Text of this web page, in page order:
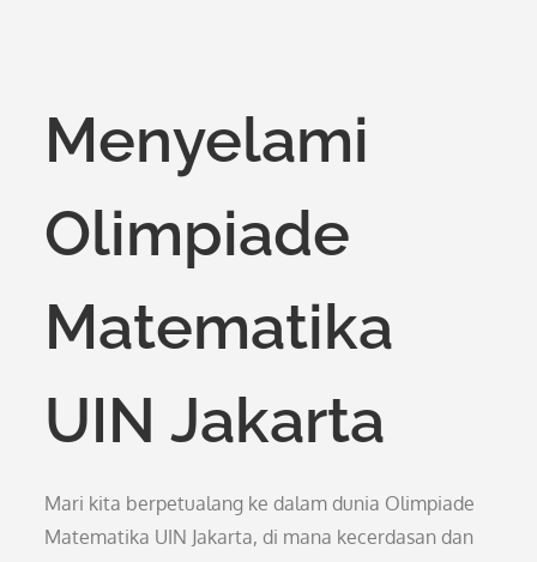
Menyelami
Olimpiade
Matematika
UIN Jakarta
Mari kita berpetualang ke dalam dunia Olimpiade
Matematika UIN Jakarta, di mana kecerdasan dan